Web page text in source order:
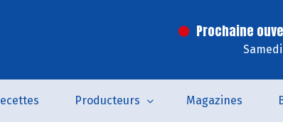
Prochaine
Producteurs Magazines